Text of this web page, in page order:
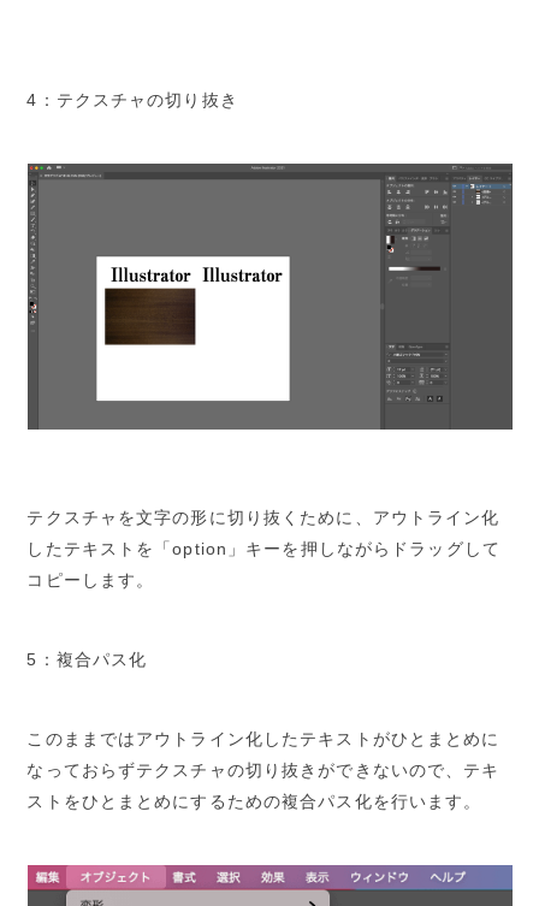
4：テクスチャの切り抜き
テクスチャを文字の形に切り抜くために、アウトライン化
したテキストを「option」キーを押しながらドラッグして
コピーします。
5：複合パス化
このままではアウトライン化したテキストがひとまとめに
なっておらずテクスチャの切り抜きができないので、テキ
ストをひとまとめにするための複合パス化を行います。